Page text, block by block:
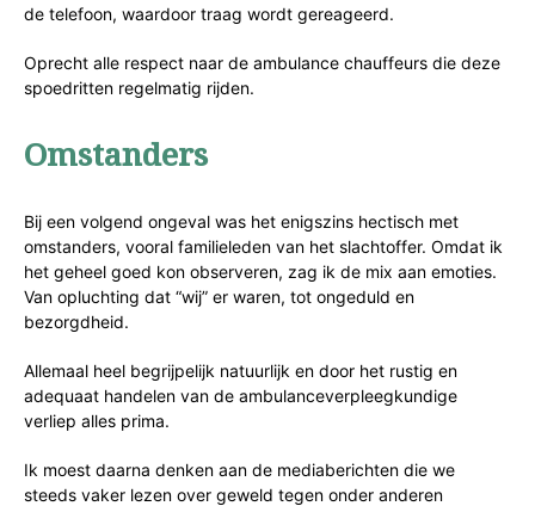
de telefoon, waardoor traag wordt gereageerd.
Oprecht alle respect naar de ambulance chauffeurs die deze
spoedritten regelmatig rijden.
Omstanders
Bij een volgend ongeval was het enigszins hectisch met
omstanders, vooral familieleden van het slachtoffer. Omdat ik
het geheel goed kon observeren, zag ik de mix aan emoties.
Van opluchting dat “wij” er waren, tot ongeduld en
bezorgdheid.
Allemaal heel begrijpelijk natuurlijk en door het rustig en
adequaat handelen van de ambulanceverpleegkundige
verliep alles prima.
Ik moest daarna denken aan de mediaberichten die we
steeds vaker lezen over geweld tegen onder anderen